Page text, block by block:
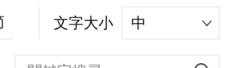
文字大小 中